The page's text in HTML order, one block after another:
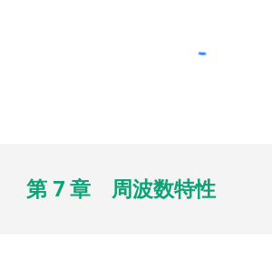
第 7 章 周波数特性